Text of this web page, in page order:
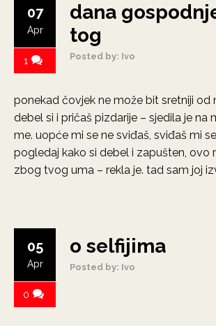
dana
tog
Posted by: Ivo
07
Apr
1
ponekad čovjek ne može bit sretniji od
debel si i pričaš pizdarije – sjedila je na
me. uopće mi se ne sviđaš, sviđaš mi
pogledaj kako si debel i zapušten, ovo
zbog tvog uma – rekla je. tad sam joj
o selfijima
Posted by: Ivo
05
Apr
0